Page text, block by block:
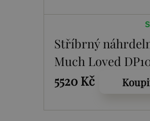
Stříbrný
Much Loved
5520 Kč